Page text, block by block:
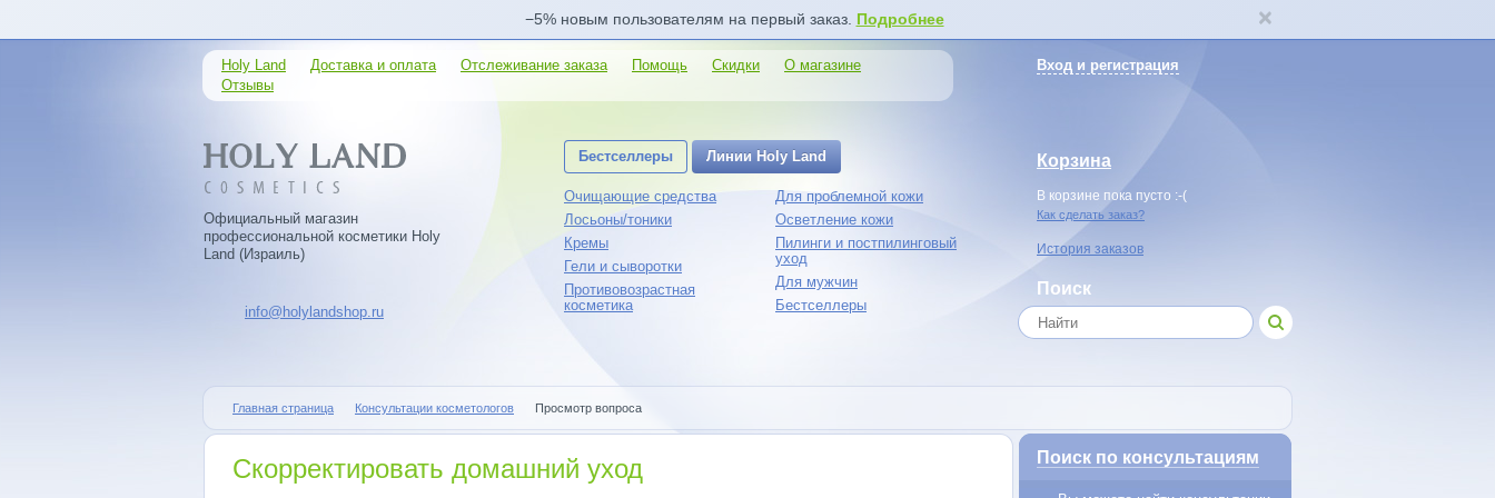
−5% новым пользователям на первый заказ. Подробнее
Вход и регистрация
Holy Land Доставка и оплата Отслеживание заказа Помощь Скидки
О магазине
Отзывы
Официальный магазин
профессиональной косметики Holy
Land (Израиль)
info@holylandshop.ru
Бестселлеры Линии Holy Land
Очищающие средства
Лосьоны/тоники
Кремы
Гели и сыворотки
Противовозрастная
косметика
Для проблемной кожи
Осветление кожи
Пилинги и постпилинговый
уход
Для мужчин
Бестселлеры
Корзина
В корзине пока пусто :-(
Как сделать заказ?
История заказов
Поиск
Главная страница Консультации косметологов Просмотр вопроса
Скорректировать домашний уход Поиск по консультациям